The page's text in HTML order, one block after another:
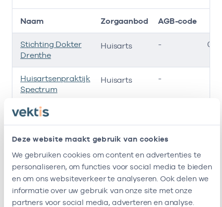
Deze website maakt gebruik van cookies
We gebruiken cookies om content en advertenties te
personaliseren, om functies voor social media te bieden
en om ons websiteverkeer te analyseren. Ook delen we
informatie over uw gebruik van onze site met onze
partners voor social media, adverteren en analyse.
Ik ben werkzaam bij de volgende vestigingen
Naam Zorgaanbod AGB-code
Stichting Dokter
Drenthe
Huisarts -
Huisartsenpraktijk
Spectrum
Huisarts -
Dokter Drenthe
B.v.
Ik heb een arbeidsrelatie met